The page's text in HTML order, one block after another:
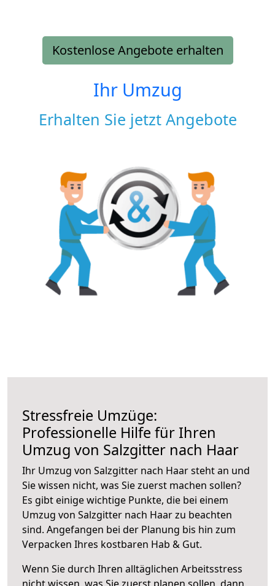
Kostenlose Angebote erhalten
Ihr Umzug
Erhalten Sie jetzt Angebote
Stressfreie Umzüge:
Professionelle Hilfe für Ihren
Umzug von Salzgitter nach Haar
Ihr Umzug von Salzgitter nach Haar steht an und
Sie wissen nicht, was Sie zuerst machen sollen?
Es gibt einige wichtige Punkte, die bei einem
Umzug von Salzgitter nach Haar zu beachten
sind. Angefangen bei der Planung bis hin zum
Verpacken Ihres kostbaren Hab & Gut.
Wenn Sie durch Ihren alltäglichen Arbeitsstress